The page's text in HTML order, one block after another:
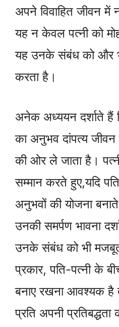
अपने विवाहित जीवन में
यह न केवल पत्नी को
यह उनके संबंध को और
करता है।
अनेक अध्ययन दर्शाते हैं
का अनुभव दांपत्य जीवन
की ओर ले जाता है।
सम्मान करते हुए,यदि
अनुभवों की योजना
उनकी समर्पण भावना
उनके संबंध को भी
प्रकार, पति-पत्नी के
बनाए रखना आवश्यक
प्रति अपनी